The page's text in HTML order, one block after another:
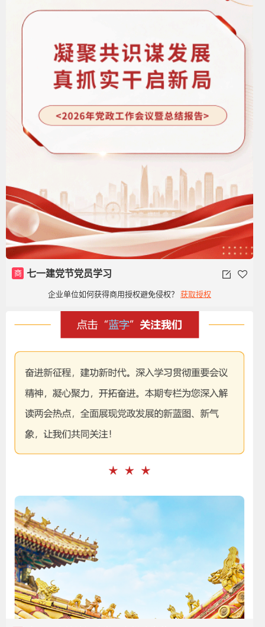
商 七一建党节党员学习
企业单位如何获得商用授权避免侵权？ 获取授权